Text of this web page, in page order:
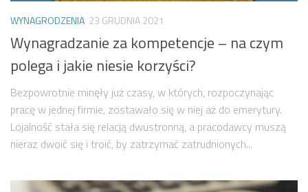
WYNAGRODZENIA 23 GRUDNIA 2021
Wynagradzanie za kompetencje – na czym
polega i jakie niesie korzyści?
Bezpowrotnie minęły już czasy, w których, rozpoczynając
pracę w jednej firmie, zostawało się w niej aż do emerytury.
Lojalność stała się relacją dwustronną, a pracodawcy muszą
nieraz dwoić się i troić, by zatrzymać zatrudnionych...